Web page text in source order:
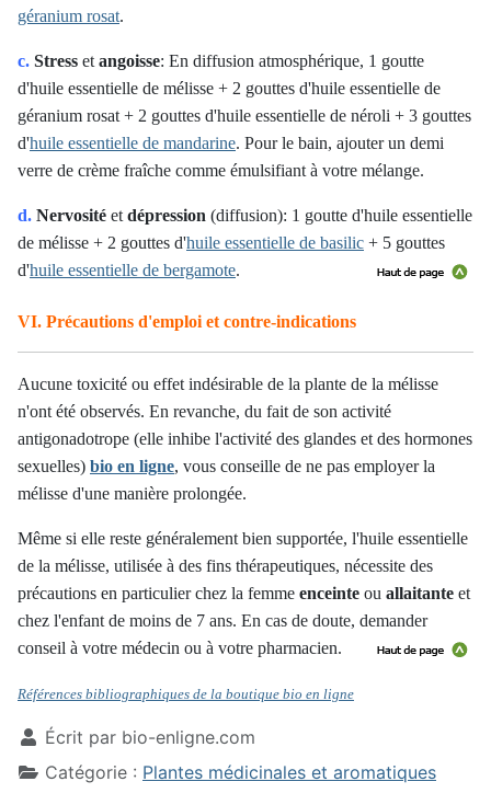
géranium rosat.
c. Stress etangoisse: En diffusion atmosphérique, 1 goutte
d'huile essentielle de mélisse + 2 gouttes d'huile essentielle de
géranium rosat + 2 gouttes d'huile essentielle de néroli + 3 gouttes
d'huile essentielle de mandarine. Pour le bain, ajouter un demi
verre de crème fraîche comme émulsifiant à votre mélange.
d. Nervosité etdépression (diffusion): 1 goutte d'huile essentielle
de mélisse + 2 gouttes d'huile essentielle de basilic + 5 gouttes
d'huile essentielle de bergamote.
VI. Précautions d'emploi et contre-indications
Aucune toxicité ou effet indésirable de la plante de la mélisse
n'ont été observés. En revanche, du fait de son activité
antigonadotrope (elle inhibe l'activité des glandes et des hormones
sexuelles) bio en ligne, vous conseille de ne pas employer la
mélisse d'une manière prolongée.
Même si elle reste généralement bien supportée, l'huile essentielle
de la mélisse, utilisée à des fins thérapeutiques, nécessite des
précautions en particulier chez la femme enceinte ou allaitante et
chez l'enfant de moins de 7 ans. En cas de doute, demander
conseil à votre médecin ou à votre pharmacien.
Références bibliographiques de la boutique bio en ligne
Écrit par bio-enligne.com
Catégorie : Plantes médicinales et aromatiques